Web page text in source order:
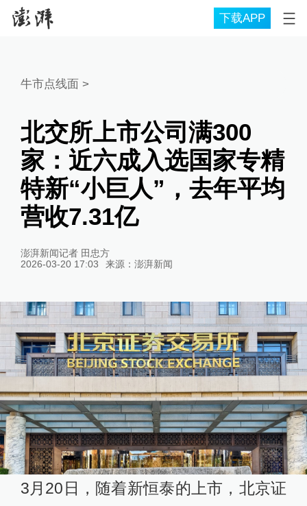
下载APP
牛市点线面>
北交所上市公司满300
家：近六成入选国家专精
特新“小巨人”，去年平均
营收7.31亿
澎湃新闻记者 田忠方
2026-03-20 17:03
来源： 澎湃新闻
3月20日，随着新恒泰的上市，北京证